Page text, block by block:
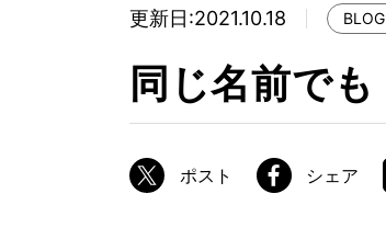
MOKUBA について
製造工程
更新日:2021.10.18 BLOG
同じ名前でも
ポスト シェア